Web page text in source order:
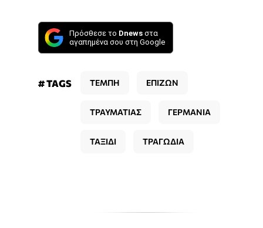
Πρόσθεσε το Dnews στα
αγαπημένα σου στη Google
# TAGS ΤΕΜΠΗ ΕΠΙΖΩΝ
ΤΡΑΥΜΑΤΙΑΣ ΓΕΡΜΑΝΙΑ
ΤΑΞΙΔΙ ΤΡΑΓΩΔΙΑ